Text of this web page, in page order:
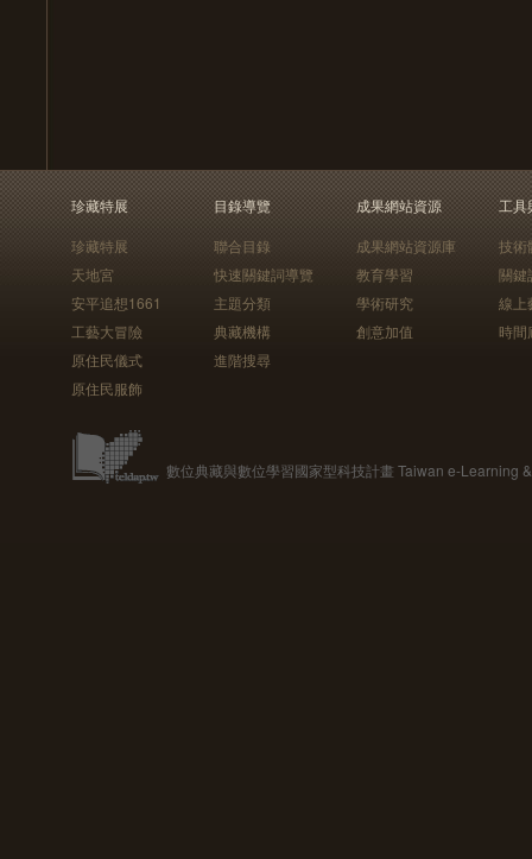
珍藏特展
珍藏特展
天地宮
安平追想1661
工藝大冒險
原住民儀式
原住民服飾
目錄導覽
聯合目錄
快速關鍵詞導覽
主題分類
典藏機構
進階搜尋
成果網站資源
成果網站資源庫
教育學習
學術研究
創意加值
工具
技術
關鍵
線上
時間
數位典藏與數位學習國家型科技計畫 Taiwan e-Learning